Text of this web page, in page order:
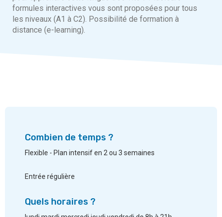
formules interactives vous sont proposées pour tous
les niveaux (A1 à C2). Possibilité de formation à
distance (e-learning).
Combien de temps ?
Flexible - Plan intensif en 2 ou 3 semaines
Entrée régulière
Quels horaires ?